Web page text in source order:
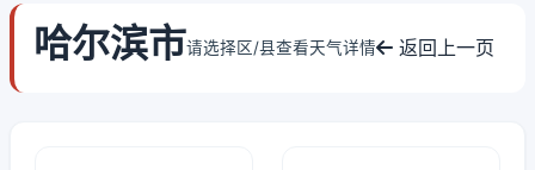
哈尔滨市请选择区/县查看天气详情 返回上一页